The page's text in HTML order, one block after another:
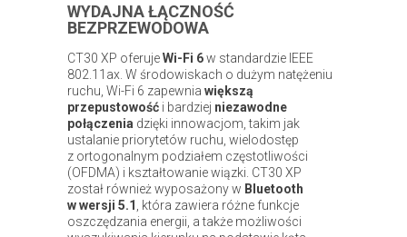
WYDAJNA ŁĄCZNOŚĆ
BEZPRZEWODOWA
CT30 XP oferujeWi-Fi 6w standardzie IEEE
802.11ax. W środowiskach o dużym natężeniu
ruchu, Wi-Fi 6 zapewnia większą
przepustowość i bardziej niezawodne
połączenia dzięki innowacjom, takim jak
ustalanie priorytetów ruchu, wielodostęp
z ortogonalnym podziałem częstotliwości
(OFDMA) i kształtowanie wiązki. CT30 XP
został również wyposażony w Bluetooth
w wersji 5.1 , która zawiera różne funkcje
oszczędzania energii, a także możliwości